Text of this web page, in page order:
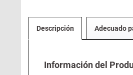
Descripción Adecuado
Información del